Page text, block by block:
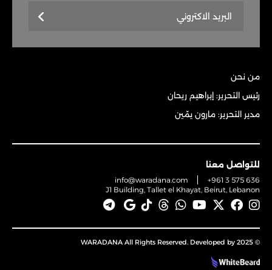
من نحن
رئيس التحرير: إبراهيم ريحان
مدير التحرير: مارون يمّين
للتواصل معنا
info@waradana.com
+961 3 575 636
J1 Building, Tallet el Khayat, Beirut, Lebanon
© 2025 WARADANA All Rights Reserved. Developed by